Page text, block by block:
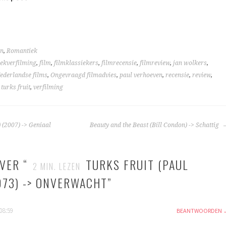
,Romantiek
, film, filmklassiekers, filmrecensie, filmreview, jan wolkers,
films, Ongevraagd filmadvies, paul verhoeven, recensie, review,
turks fruit, verfilming
-> Geniaal Beauty and the Beast (Bill Condon) -> Schattig
“ 2 MIN. LEZEN TURKS FRUIT (PAUL
-> ONVERWACHT”
BEANTWOORDEN